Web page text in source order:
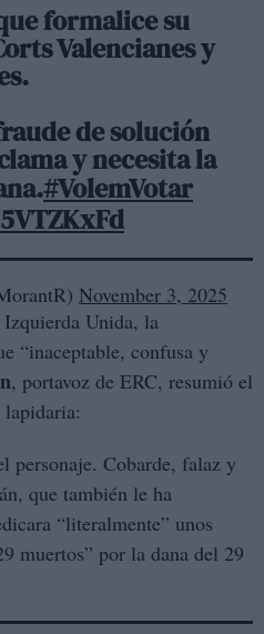
formalice su
Valencianes y
de solución
y necesita la
#VolemVotar
November 3, 2025
Izquierda Unida, la
“inaceptable, confusa y
, portavoz de ERC, resumió el
lapidaria:
personaje. Cobarde, falaz y
que también le ha
“literalmente” unos
muertos” por la dana del 29